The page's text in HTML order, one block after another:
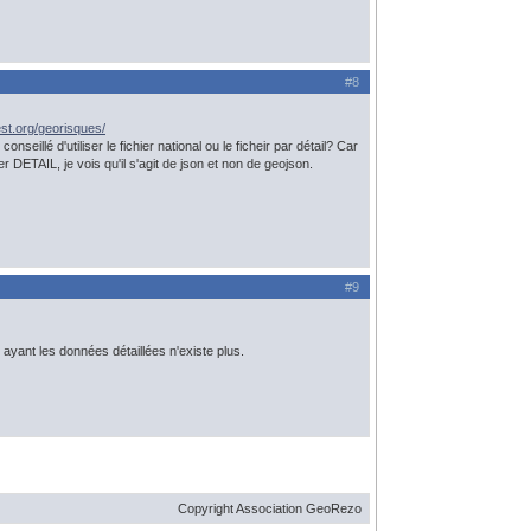
#8
georisques/
d'utiliser le fichier national ou le ficheir par détail? Car
je vois qu'il s'agit de json et non de geojson.
#9
les données détaillées n'existe plus.
Copyright Association GeoRezo